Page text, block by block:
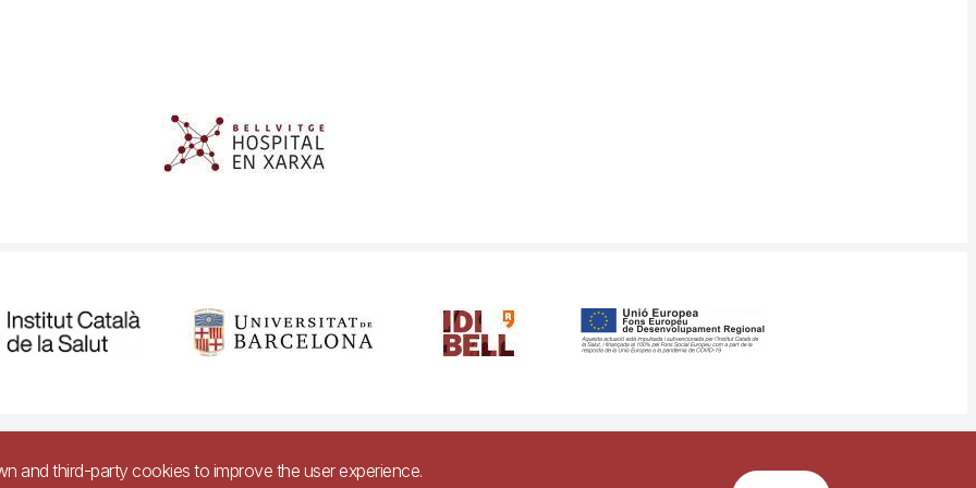
and third-party cookies to improve the user experience.